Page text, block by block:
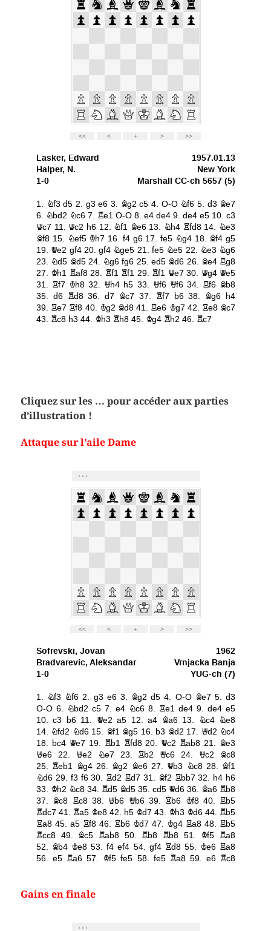
Cliquez sur les … pour accéder aux parties
d’illustration !
Attaque sur l’aile Dame
Gains en finale